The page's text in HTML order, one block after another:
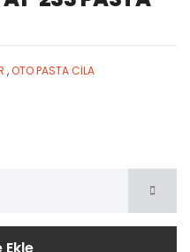
,OTO PASTA CİLA